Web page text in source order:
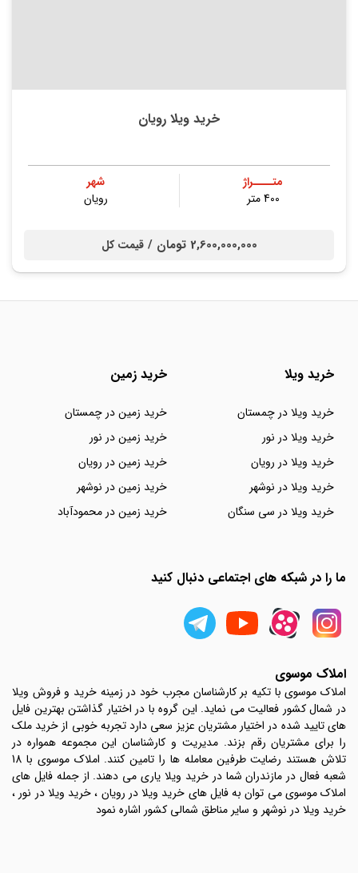
خرید ویلا رویان
متــــراژ
400 متر
شهر
رویان
2,600,000,000 تومان / قیمت کل
خرید ویلا
خرید ویلا در چمستان
خرید ویلا در نور
خرید ویلا در رویان
خرید ویلا در نوشهر
خرید ویلا در سی سنگان
خرید زمین
خرید زمین در چمستان
خرید زمین در نور
خرید زمین در رویان
خرید زمین در نوشهر
خرید زمین در محمودآباد
ما را در شبکه های اجتماعی دنبال کنید
املاک موسوی
املاک موسوی با تکیه بر کارشناسان مجرب خود در زمینه خرید و فروش ویلا
در شمال کشور فعالیت می نماید. این گروه با در اختیار گذاشتن بهترین فایل
های تایید شده در اختیار مشتریان عزیز سعی دارد تجربه خوبی از خرید ملک
را برای مشتریان رقم بزند. مدیریت و کارشناسان این مجموعه همواره در
تلاش هستند رضایت طرفین معامله ها را تامین کنند. املاک موسوی با 18
شعبه فعال در مازندران شما در خرید ویلا یاری می دهند. از جمله فایل های
املاک موسوی می توان به فایل های خرید ویلا در رویان ، خرید ویلا در نور ،
خرید ویلا در نوشهر و سایر مناطق شمالی کشور اشاره نمود